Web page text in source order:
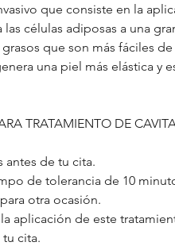
que consiste en la
las células adiposas a una
que son más fáciles
una piel más elástica y
TRATAMIENTO DE
antes de tu cita.
de tolerancia de 10
otra ocasión.
aplicación de este
cita.